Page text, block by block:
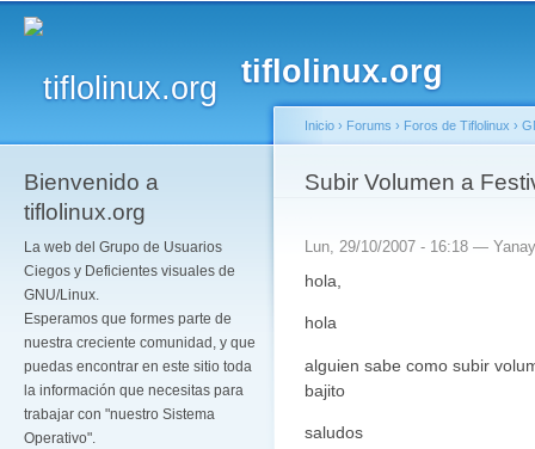
tiflolinux.org
Bienvenido a
tiflolinux.org
La web del Grupo de Usuarios
Ciegos y Deficientes visuales de
GNU/Linux.
Esperamos que formes parte de
nuestra creciente comunidad, y que
puedas encontrar en este sitio toda
la información que necesitas para
trabajar con "nuestro Sistema
Operativo".
Se encuentra usted
Inicio › Forums › Foros de Tiflolinux ›
Subir Volumen a
Lun, 29/10/2007 - 16:18 — Yanay
hola,
hola
alguien sabe como subir
bajito
saludos